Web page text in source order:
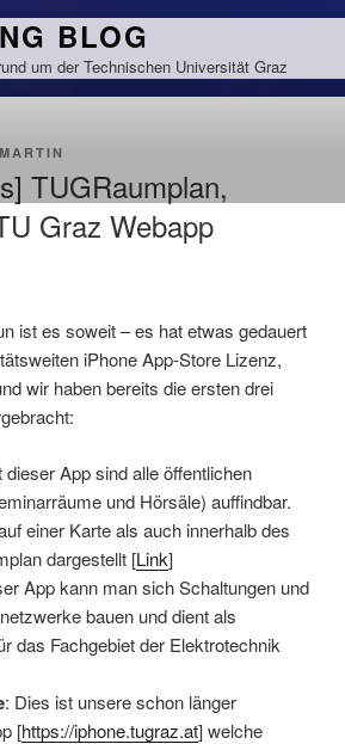
BLOG
um der Technischen Universität Graz
MARTIN
TUGRaumplan,
Graz Webapp
ist es soweit – es hat etwas gedauert
iPhone App-Store Lizenz,
wir haben bereits die ersten drei
dieser App sind alle öffentlichen
und Hörsäle) auffindbar.
einer Karte als auch innerhalb des
dargestellt [Link]
App kann man sich Schaltungen und
bauen und dient als
das Fachgebiet der Elektrotechnik
: Dies ist unsere schon länger
[https://iphone.tugraz.at] welche